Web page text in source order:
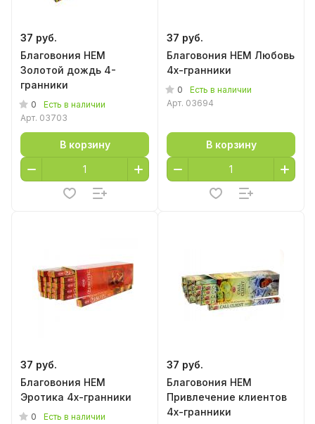
37 руб.
Благовония HEM
Золотой дождь 4-
гранники
0
Есть в наличии
Арт. 03703
В корзину
37 руб.
Благовония HEM Любовь
4х-гранники
0
Есть в наличии
Арт. 03694
В корзину
37 руб.
Благовония HEM
Эротика 4х-гранники
0
Есть в наличии
37 руб.
Благовония HEM
Привлечение клиентов
4х-гранники